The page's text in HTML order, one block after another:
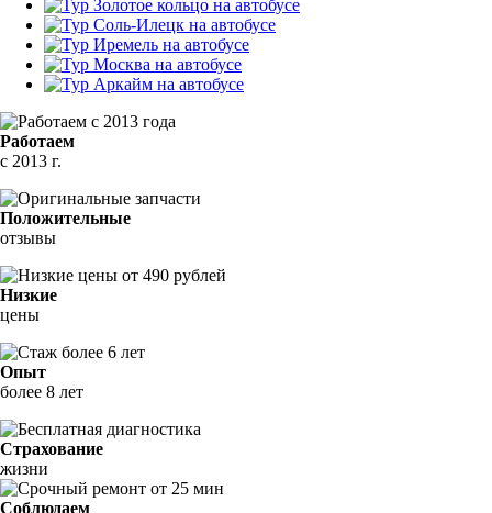
Работаем
с 2013 г.
Положительные
отзывы
Низкие
цены
Опыт
более 8 лет
Страхование
жизни
Соблюдаем